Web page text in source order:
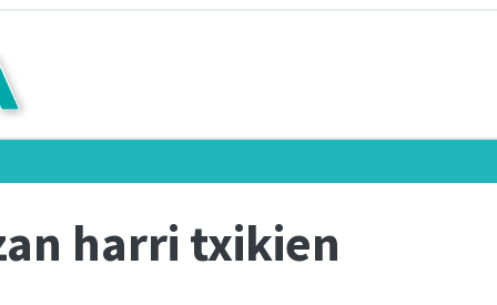
harri txikien